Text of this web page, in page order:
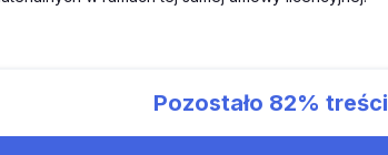
Pozostało 82% treści